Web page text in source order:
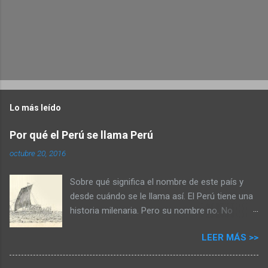
Lo más leído
Por qué el Perú se llama Perú
octubre 20, 2016
Sobre qué significa el nombre de este país y
desde cuándo se le llama así. El Perú tiene una
historia milenaria. Pero su nombre no. No
constructores de Caral, los pescadores moche,
los tejedores nazca o los guerreros wari. Sólo
LEER MÁS >>